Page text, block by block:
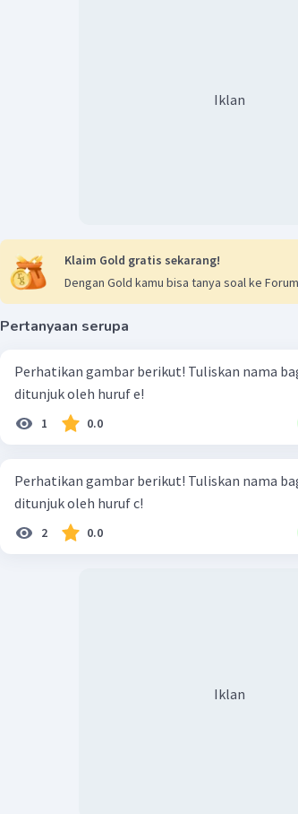
Iklan
Klaim Gold gratis sekarang!
Dengan Gold kamu bisa tanya soal ke
Pertanyaan serupa
Perhatikan gambar berikut! Tuliskan nama bagian tulang yang
ditunjuk oleh huruf e!
1 0.0
Perhatikan gambar berikut! Tuliskan nama bagian tulang yang
ditunjuk oleh huruf c!
2 0.0
Iklan